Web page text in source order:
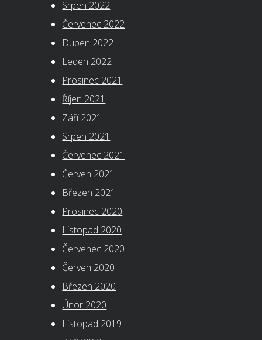
Srpen 2022
Červenec 2022
Duben 2022
Leden 2022
Prosinec 2021
Říjen 2021
Září 2021
Srpen 2021
Červenec 2021
Červen 2021
Březen 2021
Prosinec 2020
Listopad 2020
Červenec 2020
Červen 2020
Březen 2020
Únor 2020
Listopad 2019